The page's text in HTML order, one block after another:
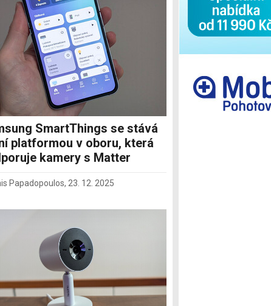
Ostatní
SmartThings se stává
platformou v oboru, která
kamery s Matter
Papadopoulos, 23. 12. 2025